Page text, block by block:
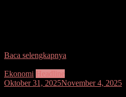
Baca selengkapnya
Ekonomi Headline
Oktober 31, 2025November 4, 2025